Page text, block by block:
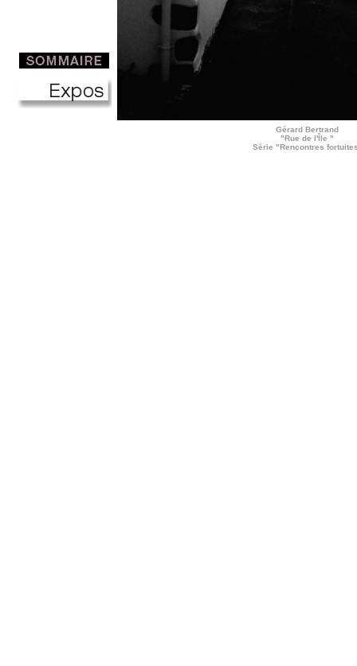
Gérard Bertrand
"Rue de l'Île "
Série "Rencontres